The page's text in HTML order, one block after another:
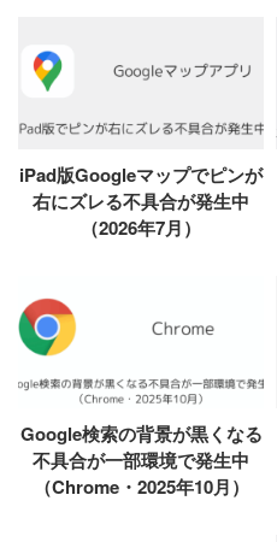
iPad版Googleマップでピンが
右にズレる不具合が発生中
（2026年7月）
Google検索の背景が黒くなる
不具合が一部環境で発生中
（Chrome・2025年10月）